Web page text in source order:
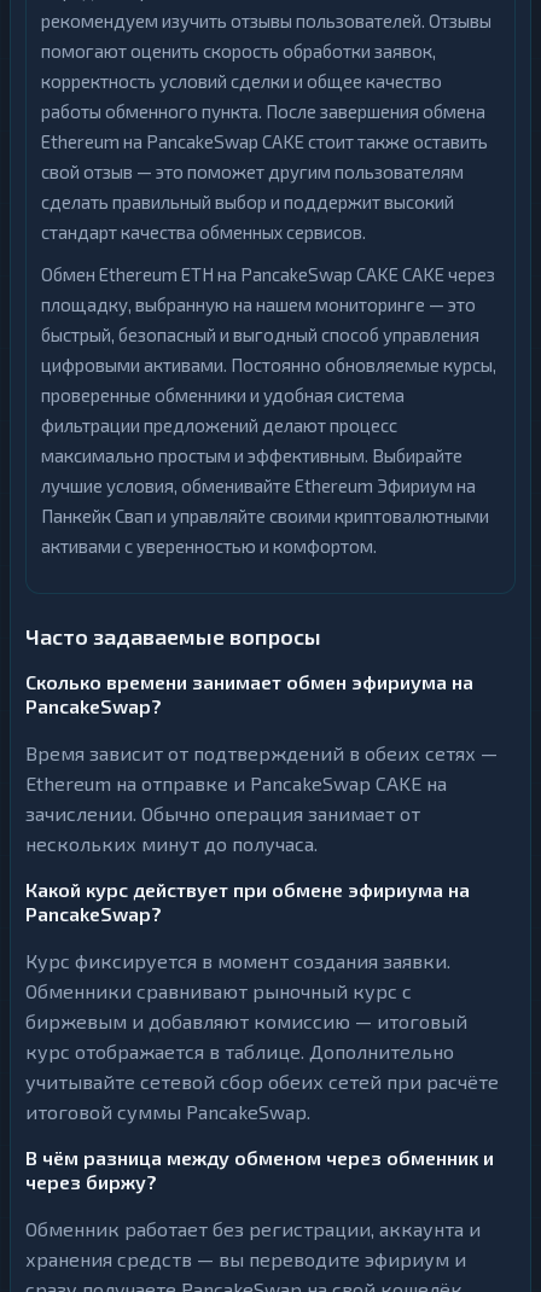
рекомендуем изучить отзывы пользователей. Отзывы
помогают оценить скорость обработки заявок,
корректность условий сделки и общее качество
работы обменного пункта. После завершения обмена
Ethereum на PancakeSwap CAKE стоит также оставить
свой отзыв — это поможет другим пользователям
сделать правильный выбор и поддержит высокий
стандарт качества обменных сервисов.
Обмен Ethereum ETH на PancakeSwap CAKE CAKE через
площадку, выбранную на нашем мониторинге — это
быстрый, безопасный и выгодный способ управления
цифровыми активами. Постоянно обновляемые курсы,
проверенные обменники и удобная система
фильтрации предложений делают процесс
максимально простым и эффективным. Выбирайте
лучшие условия, обменивайте Ethereum Эфириум на
Панкейк Свап и управляйте своими криптовалютными
активами с уверенностью и комфортом.
Часто задаваемые вопросы
Сколько времени занимает обмен эфириума на
PancakeSwap?
Время зависит от подтверждений в обеих сетях —
Ethereum на отправке и PancakeSwap CAKE на
зачислении. Обычно операция занимает от
нескольких минут до получаса.
Какой курс действует при обмене эфириума на
PancakeSwap?
Курс фиксируется в момент создания заявки.
Обменники сравнивают рыночный курс с
биржевым и добавляют комиссию — итоговый
курс отображается в таблице. Дополнительно
учитывайте сетевой сбор обеих сетей при расчёте
итоговой суммы PancakeSwap.
В чём разница между обменом через обменник и
через биржу?
Обменник работает без регистрации, аккаунта и
хранения средств — вы переводите эфириум и